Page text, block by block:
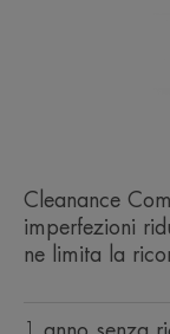
Cleanance
imperfezioni
ne limita la